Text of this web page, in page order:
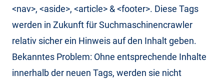
<nav>, <aside>, <article> & <footer>. Diese Tags
werden in Zukunft für Suchmaschinencrawler
relativ sicher ein Hinweis auf den Inhalt geben.
Bekanntes Problem: Ohne entsprechende Inhalte
innerhalb der neuen Tags, werden sie nicht